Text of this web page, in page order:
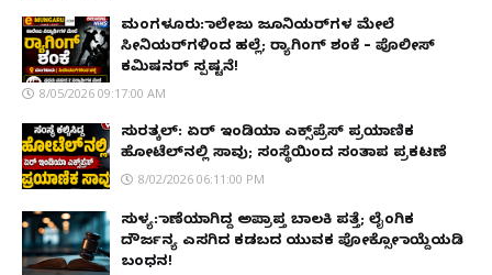
ಮಂಗಳೂರು: ಕಾಲೇಜು ಜೂನಿಯರ್‌ಗಳ ಮೇಲೆ
ಸೀನಿಯರ್‌ಗಳಿಂದ ಹಲ್ಲೆ; ರ‌್ಯಾಗಿಂಗ್ ಶಂಕೆ – ಪೊಲೀಸ್
ಕಮಿಷನರ್ ಸ್ಪಷ್ಟನೆ!
8/05/2026 09:17:00 AM
ಸುರತ್ಕಲ್: ಏರ್ ಇಂಡಿಯಾ ಎಕ್ಸ್‌ಪ್ರೆಸ್ ಪ್ರಯಾಣಿಕ
ಹೋಟೆಲ್‌ನಲ್ಲಿ ಸಾವು; ಸಂಸ್ಥೆಯಿಂದ ಸಂತಾಪ ಪ್ರಕಟಣೆ
8/02/2026 06:11:00 PM
ಸುಳ್ಯ: ಕಾಣೆಯಾಗಿದ್ದ ಅಪ್ರಾಪ್ತ ಬಾಲಕಿ ಪತ್ತೆ; ಲೈಂಗಿಕ
ದೌರ್ಜನ್ಯ ಎಸಗಿದ ಕಡಬದ ಯುವಕ ಪೋಕ್ಸೋ ಕಾಯ್ದೆಯಡಿ
ಬಂಧನ!